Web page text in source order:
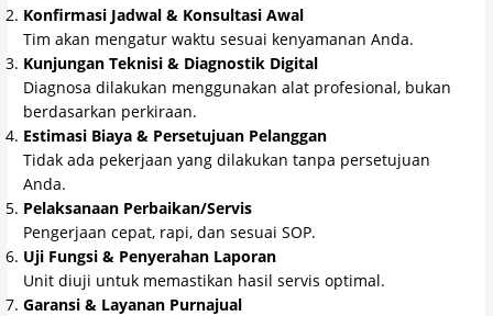
Konfirmasi Jadwal & Konsultasi Awal
Tim akan mengatur waktu sesuai kenyamanan Anda.
Kunjungan Teknisi & Diagnostik Digital
Diagnosa dilakukan menggunakan alat profesional, bukan
berdasarkan perkiraan.
Estimasi Biaya & Persetujuan Pelanggan
Tidak ada pekerjaan yang dilakukan tanpa persetujuan
Anda.
Pelaksanaan Perbaikan/Servis
Pengerjaan cepat, rapi, dan sesuai SOP.
Uji Fungsi & Penyerahan Laporan
Unit diuji untuk memastikan hasil servis optimal.
Garansi & Layanan Purnajual